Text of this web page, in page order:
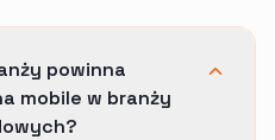
powinna
mobile w branży